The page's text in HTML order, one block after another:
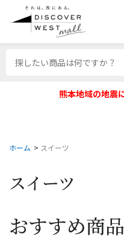
熊本地域の地震
ホーム > スイーツ
スイーツ
おすすめ商品